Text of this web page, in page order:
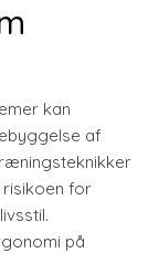
kan
af
for
på